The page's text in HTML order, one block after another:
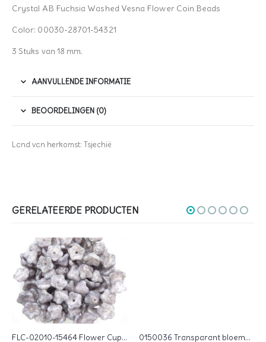
Crystal AB Fuchsia Washed Vesna Flower Coin Beads
Color: 00030-28701-54321
3 Stuks van 18 mm.
AANVULLENDE INFORMATIE
BEOORDELINGEN (0)
Land van herkomst: Tsjechië
GERELATEERDE PRODUCTEN
FLC-02010-15464 Flower Cup White Alabaster Terra Cotta Blue 50 Pc. 0150036 Transparant bloemvormig met AB